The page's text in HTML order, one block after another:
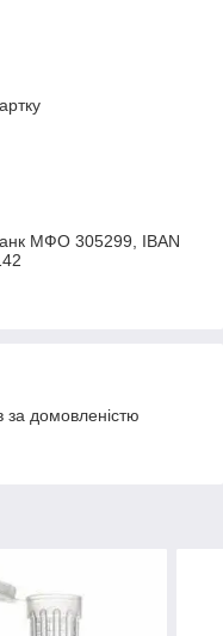
МФО 305299, IBAN
за домовленістю